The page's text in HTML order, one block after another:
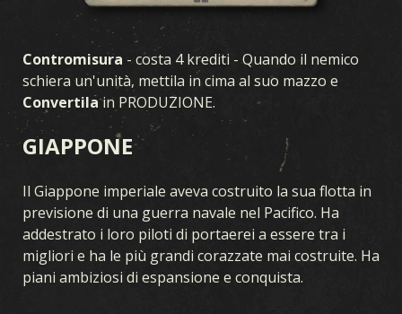
Contromisura - costa 4 krediti - Quando il nemico
schiera un'unità, mettila in cima al suo mazzo e
Convertilain PRODUZIONE.
GIAPPONE
Il Giappone imperiale aveva costruito la sua flotta in
previsione di una guerra navale nel Pacifico. Ha
addestrato i loro piloti di portaerei a essere tra i
migliori e ha le più grandi corazzate mai costruite. Ha
piani ambiziosi di espansione e conquista.
GUERRA D'INVERNO
COMPAGNI D'ARMI
BRECCIA
TEATRI DI GUERRA FEDELTÀ